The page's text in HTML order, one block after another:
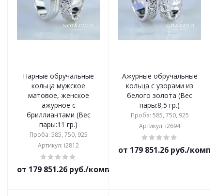
Парные обручальные
кольца мужское
матовое, женское
ажурное с
бриллиантами (Вес
пары:11 гр.)
Проба: 585, 750, 925
Артикул: i2812
от 179 851.26 руб./комплект
Ажурные обручальные
кольца с узорами из
белого золота (Вес
пары:8,5 гр.)
Проба: 585, 750, 925
Артикул: i2694
от 179 851.26 руб./